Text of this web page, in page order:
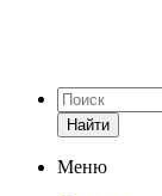
Найти
Меню